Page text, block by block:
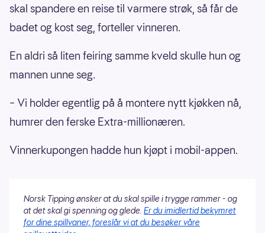
skal spandere en reise til varmere strøk, så får de
badet og kost seg, forteller vinneren.
En aldri så liten feiring samme kveld skulle hun og
mannen unne seg.
– Vi holder egentlig på å montere nytt kjøkken nå,
humrer den ferske Extra-millionæren.
Vinnerkupongen hadde hun kjøpt i mobil-appen.
Norsk Tipping ønsker at du skal spille i trygge rammer - og
at det skal gi spenning og glede. Er du imidlertid bekymret
for dine spillvaner, foreslår vi at du besøker våre